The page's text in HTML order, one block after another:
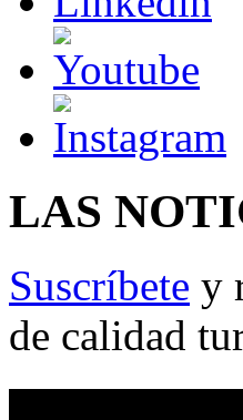
LAS
Suscríbete y
de calidad